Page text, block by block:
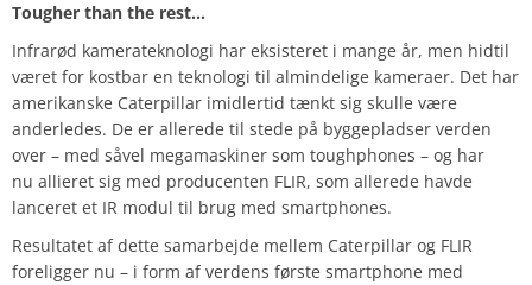
Tougher than the rest…
Infrarød kamerateknologi har eksisteret i mange år, men hidtil
været for kostbar en teknologi til almindelige kameraer. Det har
amerikanske Caterpillar imidlertid tænkt sig skulle være
anderledes. De er allerede til stede på byggepladser verden
over – med såvel megamaskiner som toughphones – og har
nu allieret sig med producenten FLIR, som allerede havde
lanceret et IR modul til brug med smartphones.
Resultatet af dette samarbejde mellem Caterpillar og FLIR
foreligger nu – i form af verdens første smartphone med